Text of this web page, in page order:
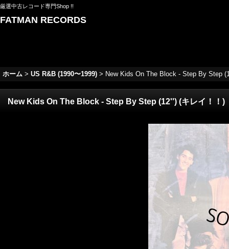
厳選中古レコード専門Shop !!
FATMAN RECORDS
ホーム > US R&B (1990〜1999) > New Kids On The Block - Step By Step
New Kids On The Block - Step By Step (12'') (キレイ！！)